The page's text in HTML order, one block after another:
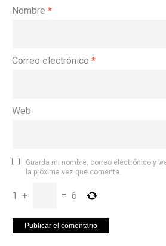
Nombre *
Correo electrónico *
Web
Guarda mi nombre, correo electrónico y
la próxima vez que comente.
1 + = 6